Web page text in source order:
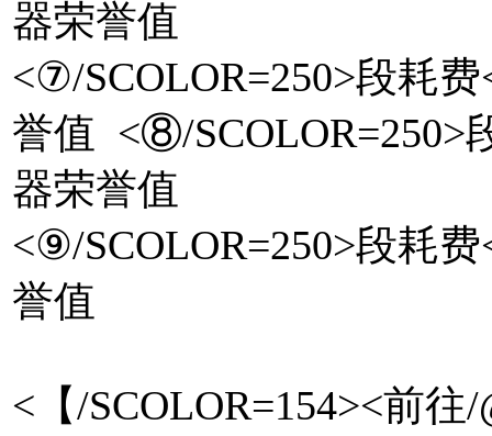
器荣誉值
<⑦/SCOLOR=250>段耗
誉值 <⑧/SCOLOR=250>
器荣誉值
<⑨/SCOLOR=250>段耗
誉值
<【/SCOLOR=154><前往